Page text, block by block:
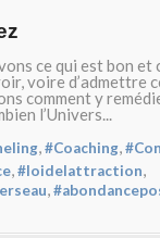
ce qui est bon et
voire d’admettre
comment y
l’Univers...
,#Coaching,
,#loidelattraction,
,